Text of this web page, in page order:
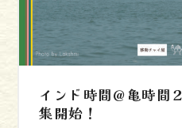
インド時間＠亀時間
集開始！